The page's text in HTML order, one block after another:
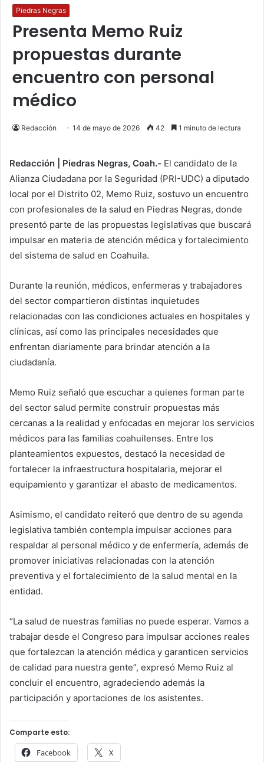
Piedras Negras
Presenta Memo Ruiz
propuestas durante
encuentro con personal
médico
Redacción 14 de mayo de 2026 42 1 minuto de lectura
Redacción | Piedras Negras, Coah.- El candidato de la
Alianza Ciudadana por la Seguridad (PRI-UDC) a diputado
local por el Distrito 02, Memo Ruiz, sostuvo un encuentro
con profesionales de la salud en Piedras Negras, donde
presentó parte de las propuestas legislativas que buscará
impulsar en materia de atención médica y fortalecimiento
del sistema de salud en Coahuila.
Durante la reunión, médicos, enfermeras y trabajadores
del sector compartieron distintas inquietudes
relacionadas con las condiciones actuales en hospitales y
clínicas, así como las principales necesidades que
enfrentan diariamente para brindar atención a la
ciudadanía.
Memo Ruiz señaló que escuchar a quienes forman parte
del sector salud permite construir propuestas más
cercanas a la realidad y enfocadas en mejorar los servicios
médicos para las familias coahuilenses. Entre los
planteamientos expuestos, destacó la necesidad de
fortalecer la infraestructura hospitalaria, mejorar el
equipamiento y garantizar el abasto de medicamentos.
Asimismo, el candidato reiteró que dentro de su agenda
legislativa también contempla impulsar acciones para
respaldar al personal médico y de enfermería, además de
promover iniciativas relacionadas con la atención
preventiva y el fortalecimiento de la salud mental en la
entidad.
“La salud de nuestras familias no puede esperar. Vamos a
trabajar desde el Congreso para impulsar acciones reales
que fortalezcan la atención médica y garanticen servicios
de calidad para nuestra gente”, expresó Memo Ruiz al
concluir el encuentro, agradeciendo además la
participación y aportaciones de los asistentes.
Comparte esto:
Facebook X